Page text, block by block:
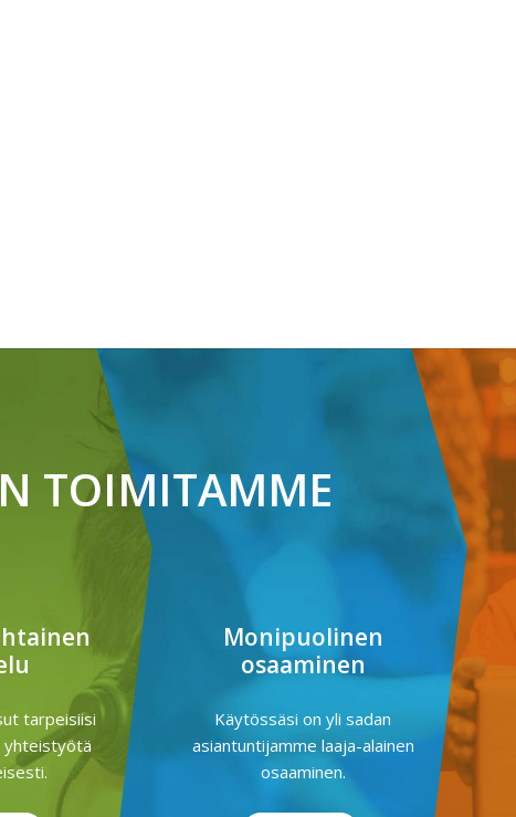
TOIMITAMME
tarpeisiisi
yhteistyötä
Monipuolinen
osaaminen
Käytössäsi on yli sadan
asiantuntijamme laaja-alainen
osaaminen.